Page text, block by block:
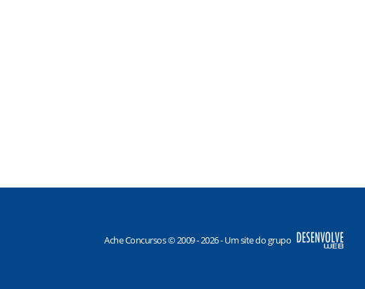
Ache Concursos © 2009 - 2026 - Um site do grupo